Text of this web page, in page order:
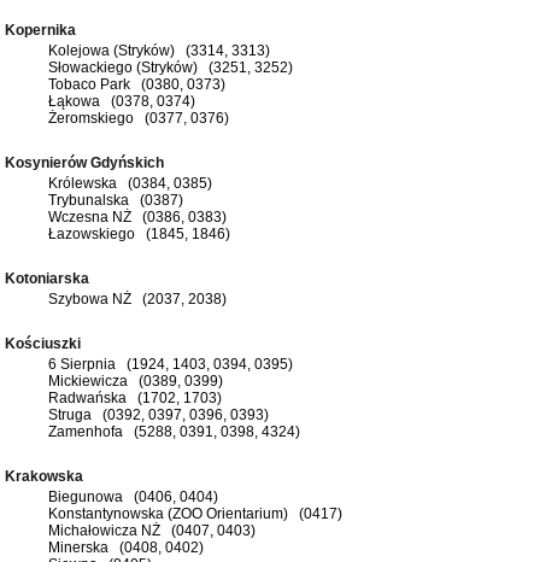
Kopernika
Kolejowa (Stryków) (3314, 3313)
Słowackiego (Stryków) (3251, 3252)
Tobaco Park (0380, 0373)
Łąkowa (0378, 0374)
Żeromskiego (0377, 0376)
Kosynierów Gdyńskich
Królewska (0384, 0385)
Trybunalska (0387)
Wczesna NŻ (0386, 0383)
Łazowskiego (1845, 1846)
Kotoniarska
Szybowa NŻ (2037, 2038)
Kościuszki
6 Sierpnia (1924, 1403, 0394, 0395)
Mickiewicza (0389, 0399)
Radwańska (1702, 1703)
Struga (0392, 0397, 0396, 0393)
Zamenhofa (5288, 0391, 0398, 4324)
Krakowska
Biegunowa (0406, 0404)
Konstantynowska (ZOO Orientarium) (0417)
Michałowicza NŻ (0407, 0403)
Minerska (0408, 0402)